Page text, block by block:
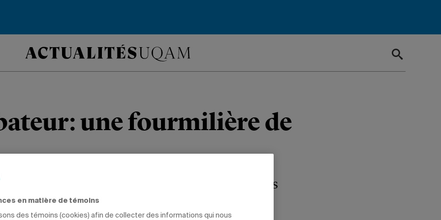
une fourmilière de
par la relève, l’agence L’Incubateur forme les
demain.
en matière de témoins
des témoins (cookies) afin de collecter des informations qui nous